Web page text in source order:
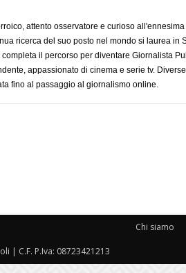
attento osservatore e curioso all'ennesima
ricerca del suo posto nel mondo si laurea in
il percorso per diventare Giornalista
appassionato di cinema e serie tv.
fino al passaggio al giornalismo online.
Chi siamo
| C.F. P.Iva: 08723421213